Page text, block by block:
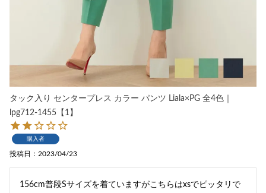
タック入り センタープレス カラー パンツ Liala×PG 全4色｜
lpg712-1455【1】
購入者
投稿日 2023/04/23
156cm普段Sサイズを着ていますがこちらはxsでピッタリで